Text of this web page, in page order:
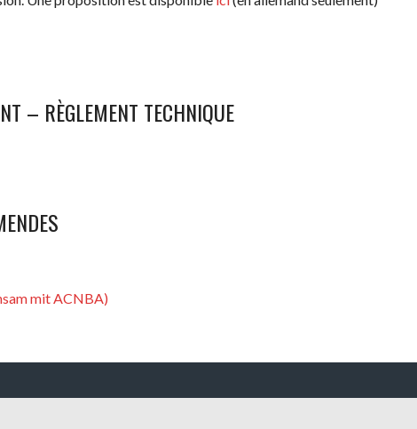
– RÈGLEMENT TECHNIQUE
mit ACNBA)